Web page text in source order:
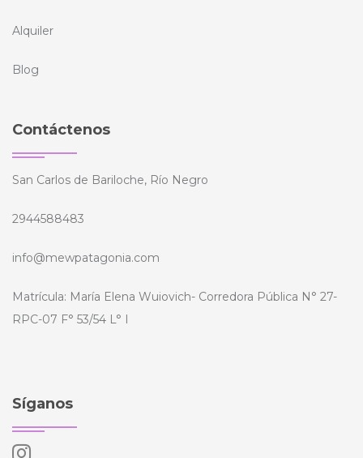
Alquiler
Blog
Contáctenos
San Carlos de Bariloche, Río Negro
2944588483
info@mewpatagonia.com
Matrícula: María Elena Wuiovich- Corredora Pública N° 27-
RPC-07 F° 53/54 L° I
Síganos